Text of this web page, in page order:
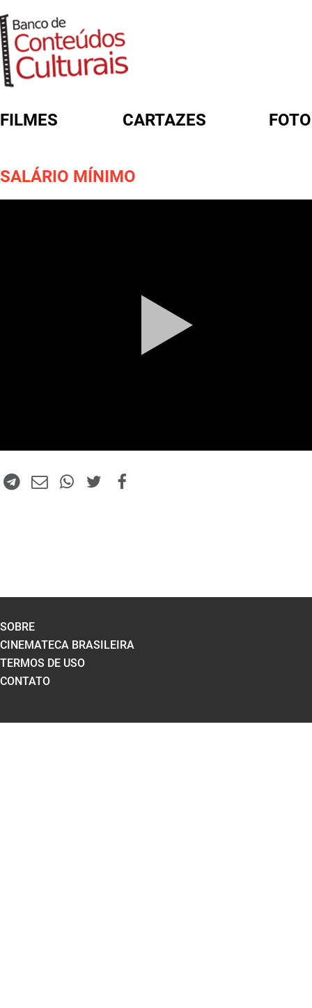
FILMES CARTAZES
SALÁRIO MÍNIMO
FORMULÁRIO DE BUSCA
SOBRE
CINEMATECA BRASILEIRA
TERMOS DE USO
CONTATO